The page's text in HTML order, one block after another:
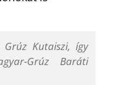
Grúz Kutaiszi, így
Grúz Baráti